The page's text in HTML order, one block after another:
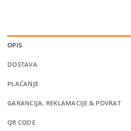
OPIS
DOSTAVA
PLAĆANJE
GARANCIJA, REKLAMACIJE & POVRAT
QR CODE